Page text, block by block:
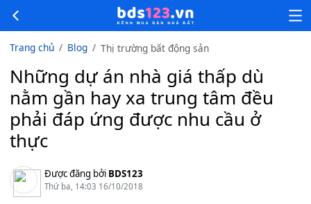
Trang chủ Blog Thị trường bất động sản
Những dự án nhà giá thấp dù
nằm gần hay xa trung tâm đều
phải đáp ứng được nhu cầu ở
thực
Được đăng bởi BDS123
Thứ ba, 14:03 16/10/2018